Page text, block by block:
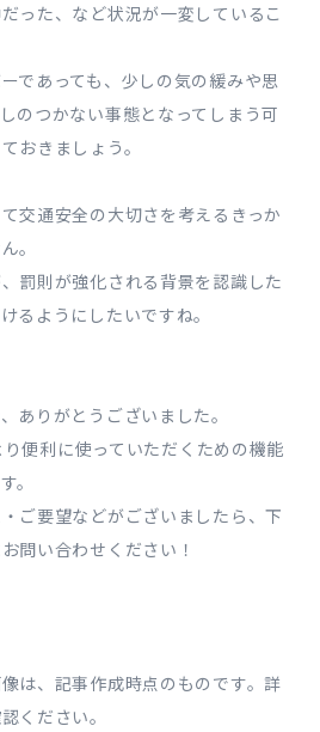
った、など状況が一変しているこ
であっても、少しの気の緩みや思
のつかない事態となってしまう可
おきましょう。
交通安全の大切さを考えるきっか
。
罰則が強化される背景を認識した
るようにしたいですね。
ありがとうございました。
便利に使っていただくための機能
。
ご要望などがございましたら、下
問い合わせください！
は、記事作成時点のものです。詳
ください。